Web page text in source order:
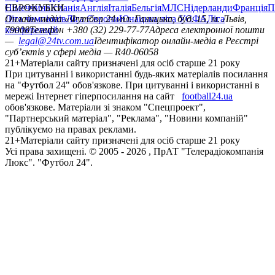
НімеччинаІспаніяАнгліяІталіяБельгіяМЛСНідерландиФранція
ЄВРОКУБКИ
Ліга чемпіонівЛіга ЄвропиЮнацька ліга УЄФАЛіга
конференцій
Онлайн-медіа «Футбол 24»пл. Галицька, буд. 15, м. Львів,
79008Телефон +380 (32) 229-77-77Адреса електронної пошти
— legal@24tv.com.uaІдентифікатор онлайн-медіа в Реєстрі
суб’єктів у сфері медіа — R40-06058
21+Матеріали сайту призначені для осіб старше 21 року
При цитуванні і використанні будь-яких матеріалів посилання
на "Футбол 24" обов'язкове. При цитуванні і використанні в
мережі Інтернет гіперпосилання на сайт
football24.ua
обов'язкове. Матеріали зі знаком "Спецпроект",
"Партнерський матеріал", "Реклама", "Новини компаній"
публікуємо на правах реклами.
21+Матеріали сайту призначені для осіб старше 21 року
Усi права захищенi. © 2005 - 2026 , ПрАТ "Телерадіокомпанія
Люкс". "Футбол 24".